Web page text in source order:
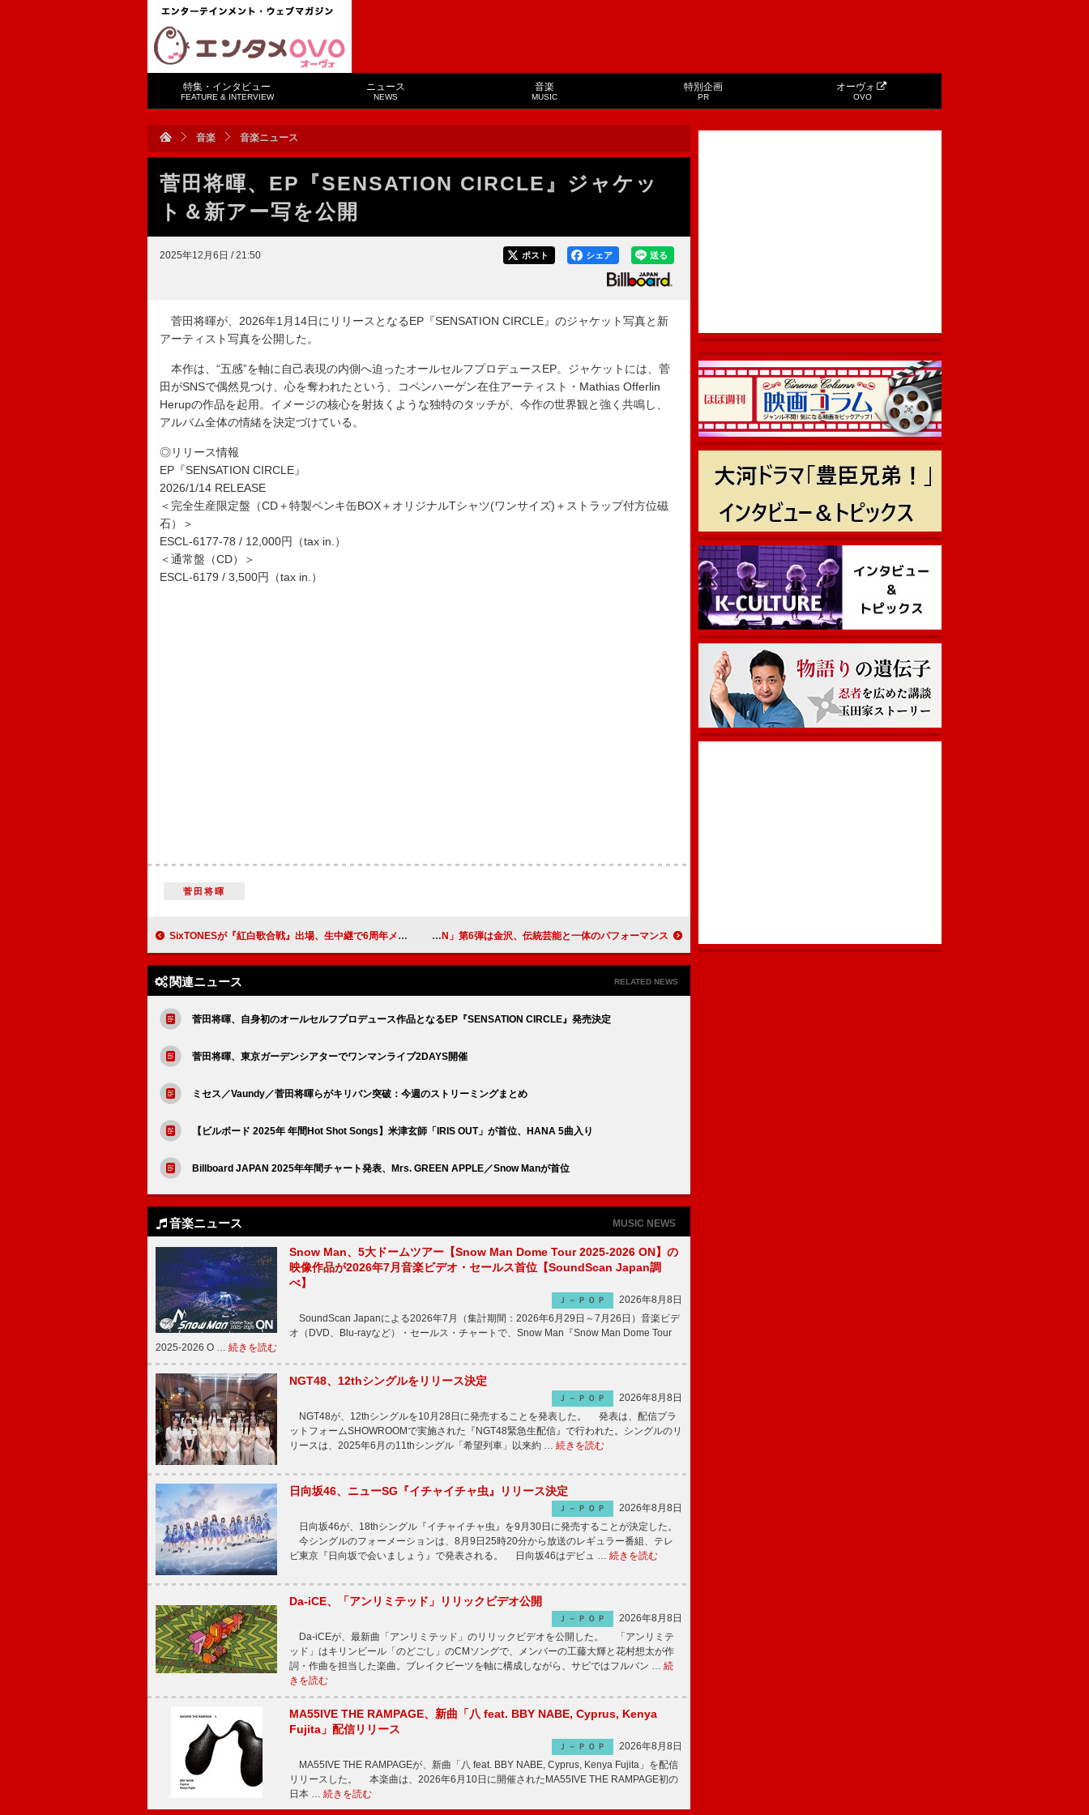
特集・インタビュー
FEATURE & INTERVIEW
ニュース
NEWS
音楽
MUSIC
特別企画
PR
オーヴォ
OVO
音楽 音楽ニュース
菅田将暉、EP『SENSATION CIRCLE』ジャケッ
ト＆新アー写を公開
2025年12月6日 / 21:50 送る
シェア
ポスト
菅田将暉が、2026年1月14日にリリースとなるEP『SENSATION CIRCLE』のジャケット写真と新
アーティスト写真を公開した。
本作は、“五感”を軸に自己表現の内側へ迫ったオールセルフプロデュースEP。ジャケットには、菅
田がSNSで偶然見つけ、心を奪われたという、コペンハーゲン在住アーティスト・Mathias Offerlin
Herupの作品を起用。イメージの核心を射抜くような独特のタッチが、今作の世界観と強く共鳴し、
アルバム全体の情緒を決定づけている。
◎リリース情報
EP『SENSATION CIRCLE』
2026/1/14 RELEASE
＜完全生産限定盤（CD＋特製ペンキ缶BOX＋オリジナルTシャツ(ワンサイズ)＋ストラップ付方位磁
石）＞
ESCL-6177-78 / 12,000円（tax in.）
＜通常盤（CD）＞
ESCL-6179 / 3,500円（tax in.）
菅田将暉
SixTONESが『紅白歌合戦』出場、生中継で6周年メドレー JO1のプロジェクト「HOT JAPAN」第6弾は金沢、伝統芸能と一体のパフォーマンス
関連ニュース RELATED NEWS
菅田将暉、自身初のオールセルフプロデュース作品となるEP『SENSATION CIRCLE』発売決定
菅田将暉、東京ガーデンシアターでワンマンライブ2DAYS開催
ミセス／Vaundy／菅田将暉らがキリバン突破：今週のストリーミングまとめ
【ビルボード 2025年 年間Hot Shot Songs】米津玄師「IRIS OUT」が首位、HANA 5曲入り
Billboard JAPAN 2025年年間チャート発表、Mrs. GREEN APPLE／Snow Manが首位
音楽ニュース MUSIC NEWS
Snow Man、5大ドームツアー【Snow Man Dome Tour 2025-2026 ON】の
映像作品が2026年7月音楽ビデオ・セールス首位【SoundScan Japan調
べ】
Ｊ－ＰＯＰ
2026年8月8日
SoundScan Japanによる2026年7月（集計期間：2026年6月29日～7月26日）音楽ビデ
オ（DVD、Blu-rayなど）・セールス・チャートで、Snow Man『Snow Man Dome Tour
2025-2026 O … 続きを読む
NGT48、12thシングルをリリース決定
Ｊ－ＰＯＰ
2026年8月8日
NGT48が、12thシングルを10月28日に発売することを発表した。 発表は、配信プラ
ットフォームSHOWROOMで実施された『NGT48緊急生配信』で行われた。シングルのリ
リースは、2025年6月の11thシングル「希望列車」以来約 … 続きを読む
日向坂46、ニューSG『イチャイチャ虫』リリース決定
Ｊ－ＰＯＰ
2026年8月8日
日向坂46が、18thシングル『イチャイチャ虫』を9月30日に発売することが決定した。
今シングルのフォーメーションは、8月9日25時20分から放送のレギュラー番組、テレ
ビ東京『日向坂で会いましょう』で発表される。 日向坂46はデビュ … 続きを読む
Da-iCE、「アンリミテッド」リリックビデオ公開
Ｊ－ＰＯＰ
2026年8月8日
Da-iCEが、最新曲「アンリミテッド」のリリックビデオを公開した。 「アンリミテ
ッド」はキリンビール「のどごし」のCMソングで、メンバーの工藤大輝と花村想太が作
詞・作曲を担当した楽曲。ブレイクビーツを軸に構成しながら、サビではフルバン … 続
きを読む
MA55IVE THE RAMPAGE、新曲「八 feat. BBY NABE, Cyprus, Kenya
Fujita」配信リリース
Ｊ－ＰＯＰ
2026年8月8日
MA55IVE THE RAMPAGEが、新曲「八 feat. BBY NABE, Cyprus, Kenya Fujita」を配信
リリースした。 本楽曲は、2026年6月10日に開催されたMA55IVE THE RAMPAGE初の
日本 … 続きを読む